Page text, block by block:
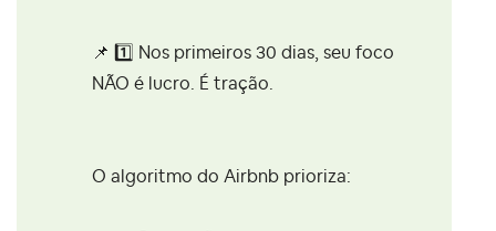
📌 1️⃣
Nos primeiros 30 dias, seu foco
NÃO é lucro. É tração.
O algoritmo do Airbnb prioriza: